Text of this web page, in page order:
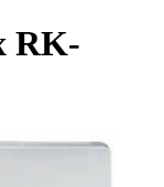
RK-